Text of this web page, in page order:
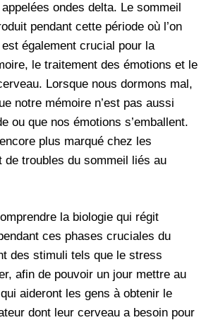
ondes delta. Le sommeil
pendant cette période où l’on
également crucial pour la
le traitement des émotions et le
Lorsque nous dormons mal,
notre mémoire n’est pas aussi
ou que nos émotions s’emballent.
plus marqué chez les
de troubles du sommeil liés au
la biologie qui régit
ces phases cruciales du
des stimuli tels que le stress
afin de pouvoir un jour mettre au
aideront les gens à obtenir le
dont leur cerveau a besoin pour